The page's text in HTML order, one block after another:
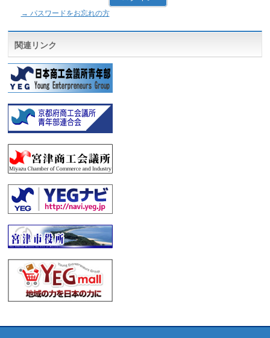
→ パスワードをお忘れの方
関連リンク